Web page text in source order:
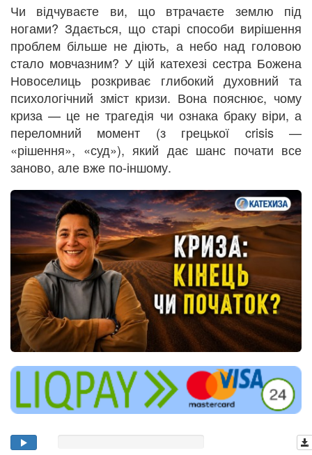
Чи відчуваєте ви, що втрачаєте землю під
ногами? Здається, що старі способи вирішення
проблем більше не діють, а небо над головою
стало мовчазним? У цій катехезі сестра Божена
Новоселиць розкриває глибокий духовний та
психологічний зміст кризи. Вона пояснює, чому
криза — це не трагедія чи ознака браку віри, а
переломний момент (з грецької crisis —
«рішення», «суд»), який дає шанс почати все
заново, але вже по-іншому.